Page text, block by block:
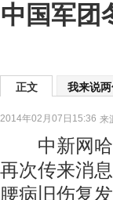
中国军团
正文 我来说
2014年02月07日15:36 来
中新网哈
再次传来消
腰病旧伤复